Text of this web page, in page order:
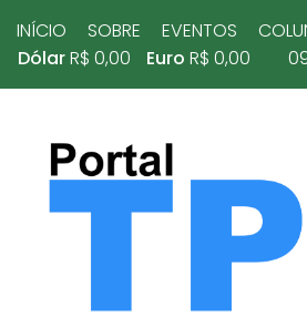
INÍCIO SOBRE EVENTOS
DólarR$ 0,00 Euro R$ 0,00